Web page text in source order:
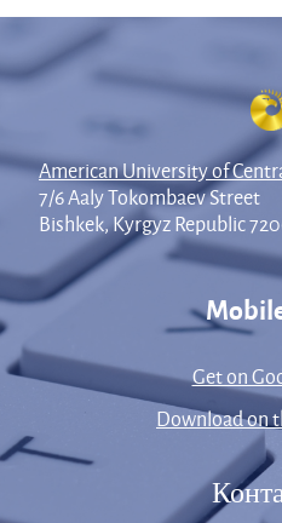
American University of
7/6 Aaly Tokombaev Street
Bishkek, Kyrgyz Republic
Get on
Download on